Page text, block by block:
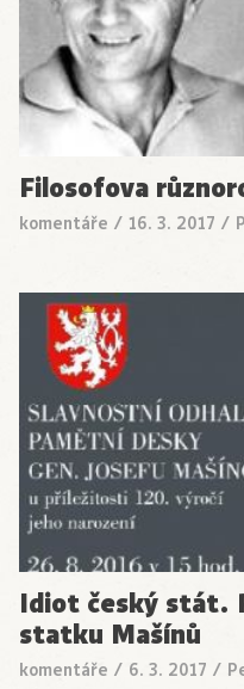
Filosofova
komentáře / 16. 3. 2017 /
Idiot český stát.
statku Mašínů
komentáře / 6. 3. 2017 /